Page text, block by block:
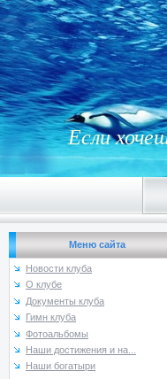
Если
Меню сайта
Новости клуба
О клубе
Документы клуба
Гимн клуба
Фотоальбомы
Наши достижения и на...
Наши богатыри